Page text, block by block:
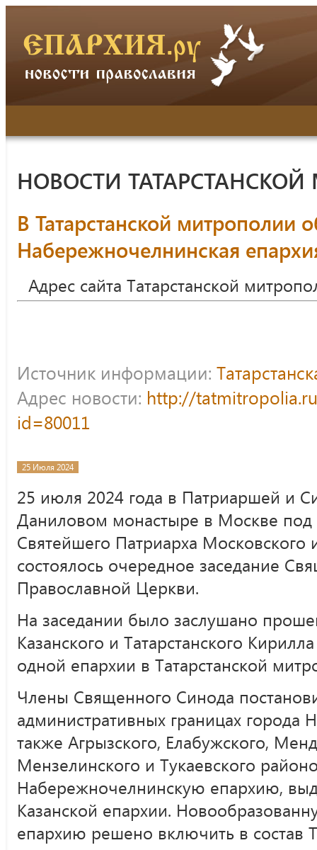
НОВОСТИ
В Татарстанской митрополии
Набережночелнинская
Адрес сайта Татарстанской
Источник информации:
Адрес новости: http://
id=80011
25 Июля 2024
25 июля 2024 года в Патриаршей и
Даниловом монастыре в Москве под
Святейшего Патриарха Московского
состоялось очередное заседание
Православной Церкви.
На заседании было заслушано
Казанского и Татарстанского
одной епархии в Татарстанской
Члены Священного Синода
административных границах
также Агрызского, Елабужского,
Мензелинского и Тукаевского
Набережночелнинскую епархию,
Казанской епархии.
епархию решено включить в состав